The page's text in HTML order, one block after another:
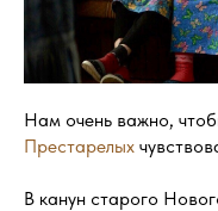
Нам очень важно,
Престарелых
В канун старого